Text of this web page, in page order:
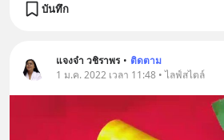
บันทึก
แจงจ๋า วชิราพร • ติดตาม
1 ม.ค. 2022 เวลา 11:48 • ไลฟ์สไตล์